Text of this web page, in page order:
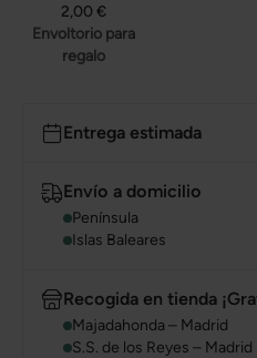
2,00 €
Envoltorio para
regalo
Entrega estimada
Envío a domicilio
Península
Islas Baleares
Recogida en tienda
Majadahonda – Madrid
S.S. de los Reyes – Madrid